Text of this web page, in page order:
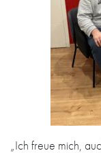
„Ich freue mich,